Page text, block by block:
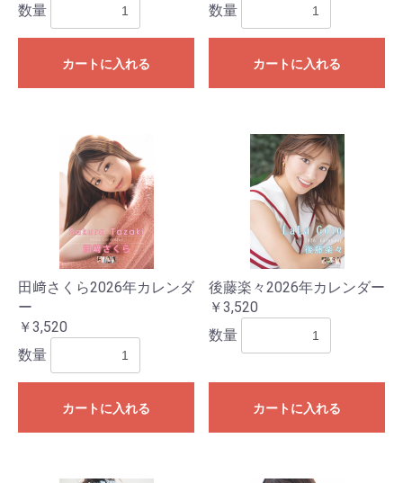
数量
カートに入れる
数量
カートに入れる
田﨑さくら2026年カレンダ
ー
￥3,520
数量
カートに入れる
後藤楽々2026年カレンダー
￥3,520
数量
カートに入れる